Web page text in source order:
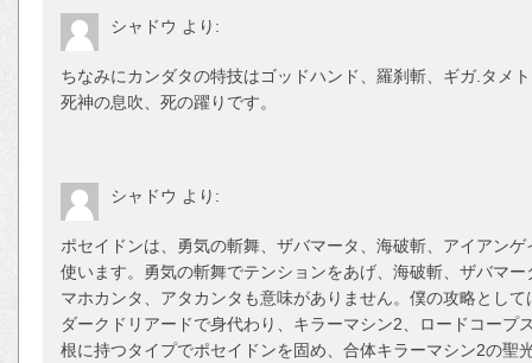
シャドウ より:
ちなみにカンダタの特技はゴッドハンド、羅刹斬、ギガ.タメ
死神の息吹、死の躍りです。
シャドウ より:
ポセイドンは、勇気の斬舞、ザバマータ、海破斬、アイアン
使います。勇気の斬舞でテンションをあげ、海破斬、ザバマ
マホカンタ、アタカンタも意味がありません。僕の攻略として
ダークドリアードで身代わり、キラーマシン2、ロードコープ
根に持つタイプでポセイドンを固め、合体キラーマシン2の聖